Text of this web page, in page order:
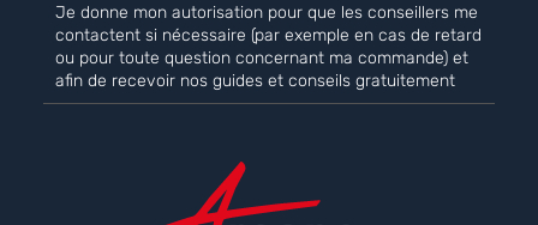
Je donne mon autorisation pour que les conseillers me
contactent si nécessaire (par exemple en cas de retard
ou pour toute question concernant ma commande) et
afin de recevoir nos guides et conseils gratuitement